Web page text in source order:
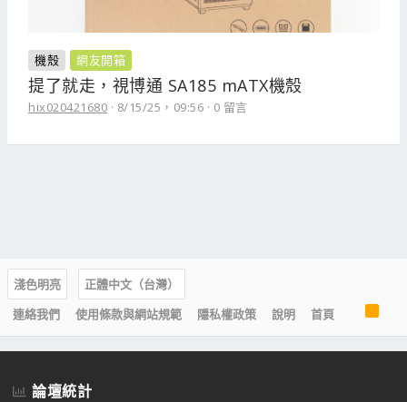
機殼 網友開箱
提了就走，視博通 SA185 mATX機殼
hix020421680 8/15/25，09:56 0 留言
淺色明亮
正體中文（台灣）
連絡我們
使用條款與網站規範 隱私權政策 說明 首頁
R
S
S
論壇統計